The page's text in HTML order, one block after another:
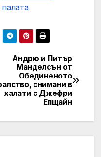
Андрю и Питър
Манделсън от
Обединеното
снимани в
халати с Джефри
Епщайн